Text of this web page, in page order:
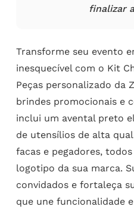
finalizar
Transforme seu evento
inesquecível com o Kit
Peças personalizado da
brindes promocionais e
inclui um avental preto
de utensílios de alta
facas e pegadores,
logotipo da sua marca.
convidados e fortaleça
que une funcionalidade